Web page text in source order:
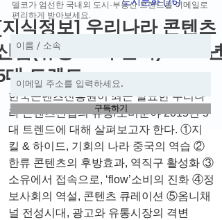
식정보] 우리나라 콘텐츠
업(유통/소비 분야) 2015년
대 트렌드
한국콘텐츠진흥원이 최근 발표한 우리나
라 콘텐츠산업의 유통/소비분야 2015년 5
대 트렌드에 대해 살펴보고자 한다. ①지
킬 & 하이드, 기회의 나라 중국의 역습 ②
한류 콘텐츠의 후방효과, 역직구 활성화 ③
소유에서 접속으로, ‘flow’소비의 진화 ④정
보사회의 역설, 콘텐츠 큐레이션 ⑤옴니채
널 전성시대, 광고와 유통시장의 격변
델코가 엄선한 국내외 도시·부동산 트렌드를 이메일로
편리하게 받아보세요.
구독하기